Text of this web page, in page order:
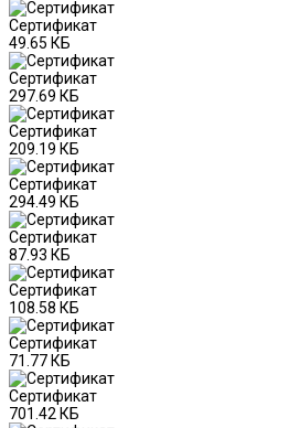
Сертификат
49.65 КБ
Сертификат
297.69 КБ
Сертификат
209.19 КБ
Сертификат
294.49 КБ
Сертификат
87.93 КБ
Сертификат
108.58 КБ
Сертификат
71.77 КБ
Сертификат
701.42 КБ